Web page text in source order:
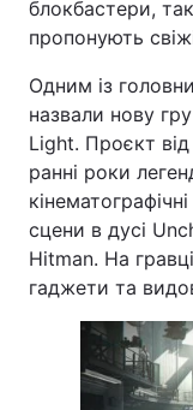
блокбастери, так
пропонують
Одним із
назвали нову
Light. Проєкт
ранні роки
сцени в дусі
Hitman. На
гаджети та